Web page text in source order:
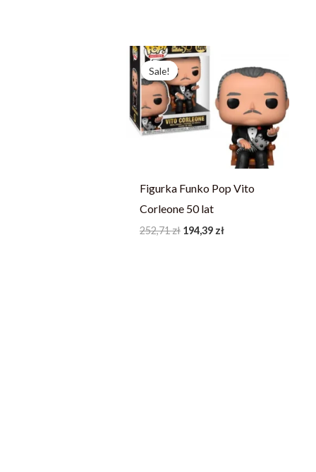
Sale!
Sale!
Figurka Funko Pop Vito
Corleone 50 lat
252,71zł
Pierwotna
cena
wynosiła:
252,71 zł.
194,39 zł
cena
wynosi:
194,39 zł.